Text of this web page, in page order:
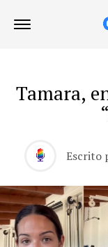
Tamara,
Escrito